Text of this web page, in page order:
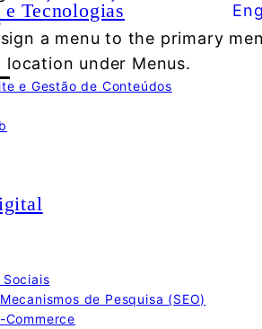
Tecnologias
e Gestão de Conteúdos
de Pesquisa (SEO)
a menu to the primary
location under Menus.